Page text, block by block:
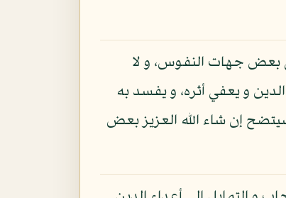
بعض جهات النفوس، و لا
و يعفي أثره، و يفسد به
إن شاء الله العزيز بعض